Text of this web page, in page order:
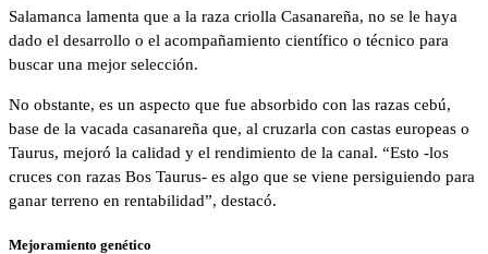
Salamanca lamenta que a la raza criolla Casanareña, no se le haya
dado el desarrollo o el acompañamiento científico o técnico para
buscar una mejor selección.
No obstante, es un aspecto que fue absorbido con las razas cebú,
base de la vacada casanareña que, al cruzarla con castas europeas o
Taurus, mejoró la calidad y el rendimiento de la canal. “Esto -los
cruces con razas Bos Taurus- es algo que se viene persiguiendo para
ganar terreno en rentabilidad”, destacó.
Mejoramiento genético